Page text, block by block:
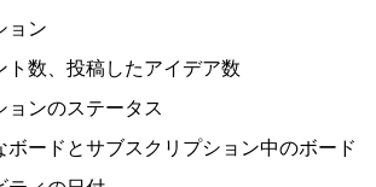
ョン
ト数、投稿したアイデア数
ョンのステータス
ボードとサブスクリプション中のボード